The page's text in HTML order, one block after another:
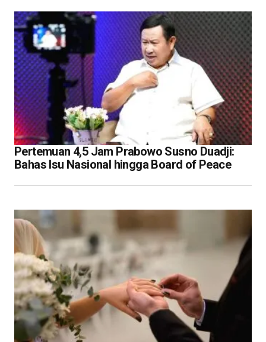
Pertemuan 4,5 Jam Prabowo Susno Duadji:
Bahas Isu Nasional hingga Board of Peace